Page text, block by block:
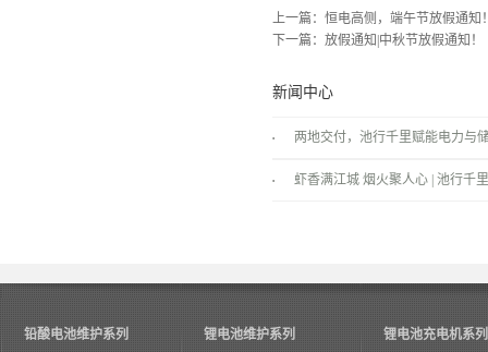
上一篇： 恒电高侧，端午节放假通知
下一篇： 放假通知|中秋节放假通知！
新闻中心
两地交付，池行千里赋能电力与
景！
虾香满江城 烟火聚人心 | 池行千
铅酸电池维护系列
锂电池维护系列
锂电池充电机系列